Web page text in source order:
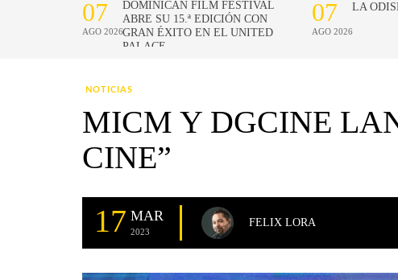
NOTICIAS
MICM Y DGCINE
CINE”
17 MAR
2023
FELIX LORA